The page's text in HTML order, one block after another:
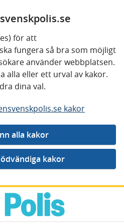
för att
fungera så bra som möjligt
använder webbplatsen.
alla eller ett urval av kakor.
dina val.
kakor